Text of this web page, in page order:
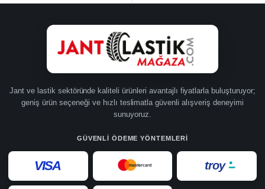
Jant ve lastik sektöründe kaliteli ürünleri avantajlı fiyatlarla buluşturuyor;
geniş ürün seçeneği ve hızlı teslimatla güvenli alışveriş deneyimi
sunuyoruz.
GÜVENLI ÖDEME YÖNTEMLERI
VISA mastercard troy